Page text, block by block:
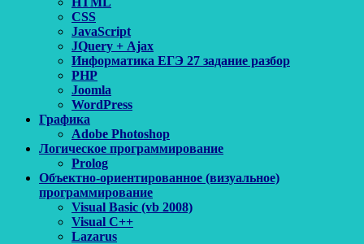
CSS
JavaScript
JQuery + Ajax
Информатика ЕГЭ 27 задание разбор
PHP
Joomla
WordPress
Графика
Adobe Photoshop
Логическое программирование
Prolog
Объектно-ориентированное (визуальное)
программирование
Visual Basic (vb 2008)
Visual C++
Lazarus